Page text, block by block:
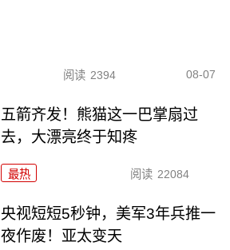
阅读 2394 08-07
五箭齐发！熊猫这一巴掌扇过
去，大漂亮终于知疼
最热 阅读 22084
央视短短5秒钟，美军3年兵推一
夜作废！亚太变天